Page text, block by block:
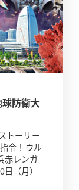
防衛大
トーリー
令！ウル
赤レンガ
（月）